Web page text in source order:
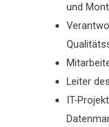
und
Leiter
IT-